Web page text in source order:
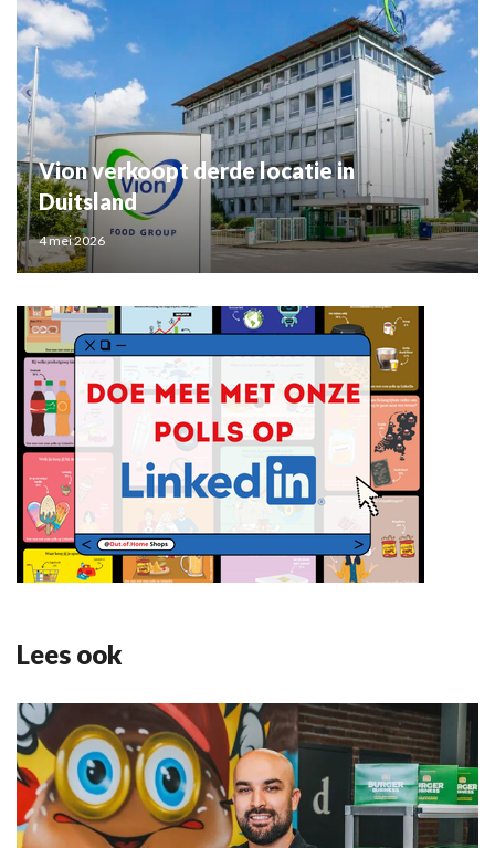
Vion verkoopt derde locatie in
Duitsland
4 mei 2026
Lees ook